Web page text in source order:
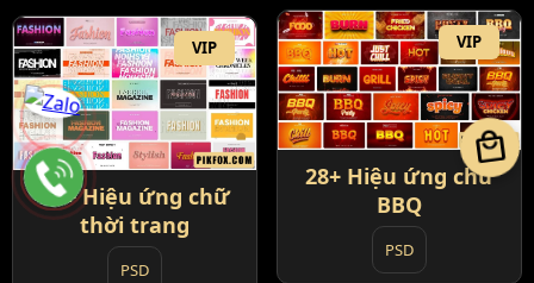
VIP
28+ Hiệu ứng chữ
BBQ
PSD
VIP
27+ Hiệu ứng chữ
thời trang
PSD
local_mall